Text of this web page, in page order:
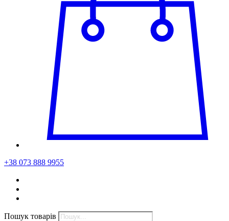
+38 073 888 9955
Пошук товарів